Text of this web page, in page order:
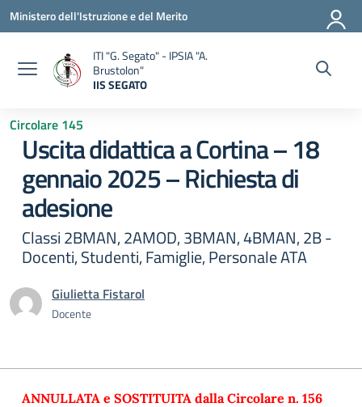
Vai ai contenuti
Vai al menu di navigazione
Vai al footer
Ministero dell'Istruzione e del Merito
ITI "G. Segato" - IPSIA "A.
Brustolon"
IIS SEGATO
Circolare 145
Uscita didattica a Cortina – 18
gennaio 2025 – Richiesta di
adesione
Classi 2BMAN, 2AMOD, 3BMAN, 4BMAN, 2B -
Docenti, Studenti, Famiglie, Personale ATA
Giulietta Fistarol
Docente
ANNULLATA e SOSTITUITA dalla Circolare n. 156